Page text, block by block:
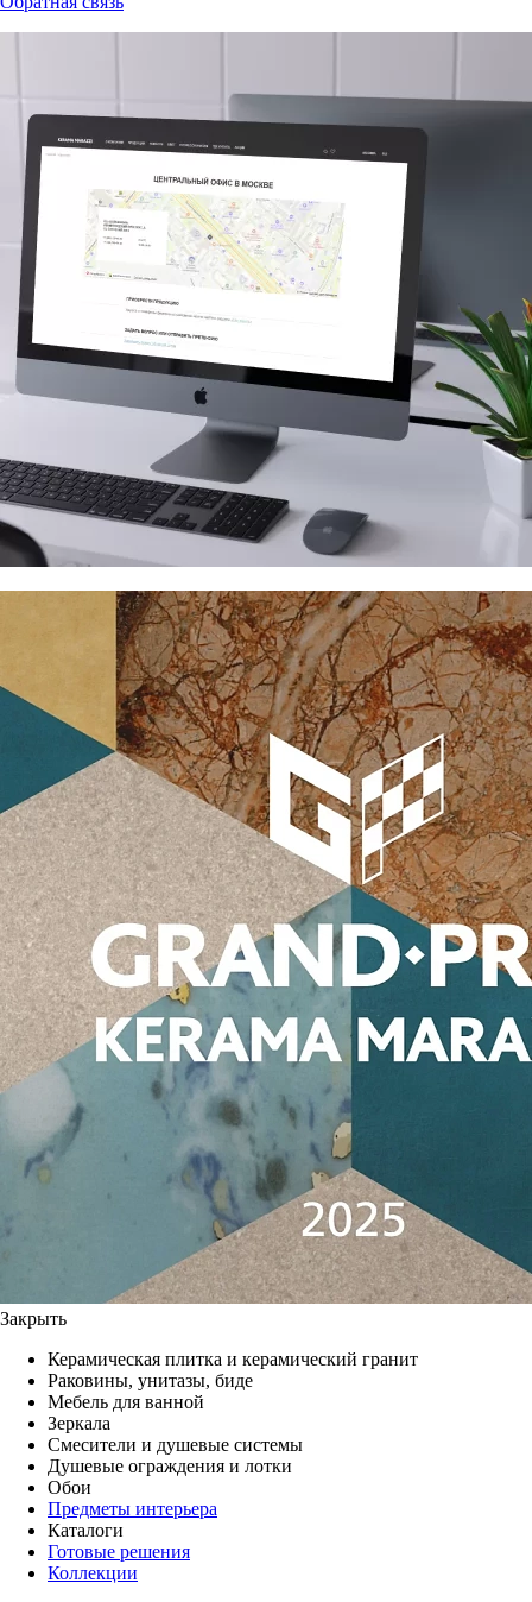
Закрыть
Керамическая плитка и керамический гранит
Раковины, унитазы, биде
Мебель для ванной
Зеркала
Смесители и душевые системы
Душевые ограждения и лотки
Обои
Предметы интерьера
Каталоги
Готовые решения
Коллекции